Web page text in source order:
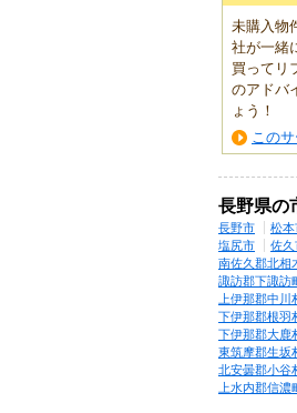
未購入物
社が一緒
買ってリ
のアドバ
ょう！
この
長野県の
長野市 松本
塩尻市
佐久
南佐久郡北相
諏訪郡下諏訪
上伊那郡中川
下伊那郡根羽
下伊那郡大鹿
東筑摩郡生坂
北安曇郡小谷
上水内郡信濃